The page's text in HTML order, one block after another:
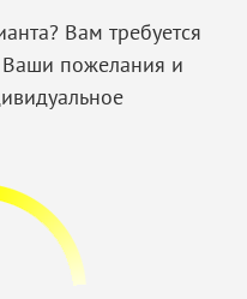
Вам требуется
пожелания и